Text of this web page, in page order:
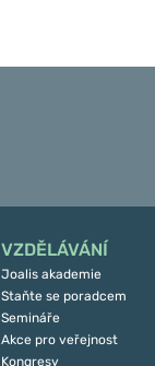
VZDĚLÁVÁNÍ
Joalis akademie
Staňte se poradcem
Semináře
Akce pro veřejnost
Kongresy